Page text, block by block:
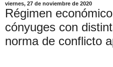
viernes, 27 de noviembre de 2020
Régimen
cónyuges con
norma de conflicto